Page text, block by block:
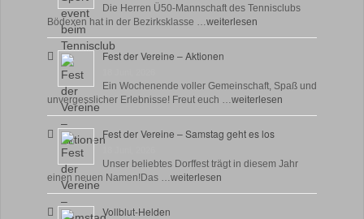
Die Herren Ü50-Mannschaft des Tennisclubs
Bödexen hat in der Bezirksklasse …weiterlesen
Fest der Vereine – Aktionen
Ein Wochenende voller Gemeinschaft, Spaß und
unvergesslicher Erlebnisse! Freut euch …weiterlesen
Fest der Vereine – Samstag geht es los
Unser beliebtes Dorffest trägt in diesem Jahr
einen neuen Namen!Das …weiterlesen
Vollblut-Helden